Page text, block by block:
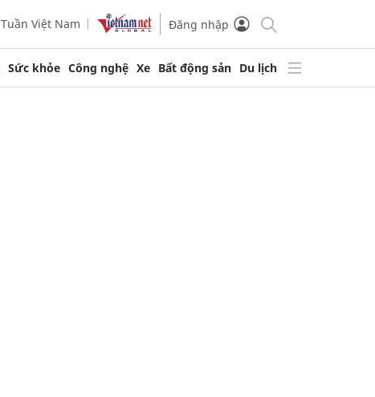
Tuần Việt Nam Đăng nhập
Sức khỏe Công nghệ Xe Bất động sản Du lịch